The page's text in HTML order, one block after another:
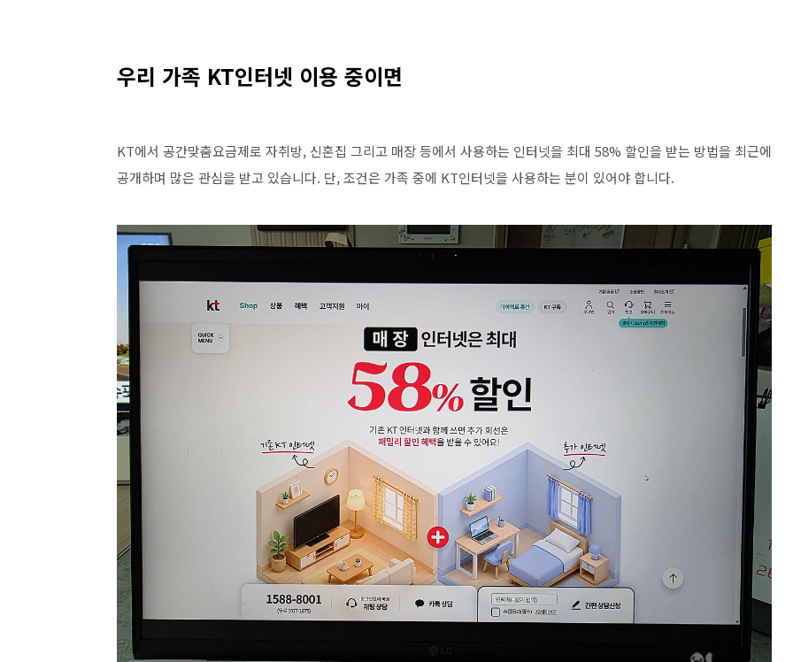
우리 가족 KT인터넷 이용 중이면
KT에서 공간맞춤요금제로 자취방, 신혼집 그리고 매장 등에서 사용하는 인터넷을 최대 58% 할인을 받는 방법을 최근에
공개하며 많은 관심을 받고 있습니다. 단, 조건은 가족 중에 KT인터넷을 사용하는 분이 있어야 합니다.